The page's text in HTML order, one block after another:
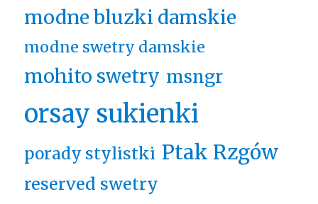
modne bluzki damskie
modne swetry damskie
mohito swetry msngr
orsay sukienki
porady stylistki Ptak Rzgów
reserved swetry